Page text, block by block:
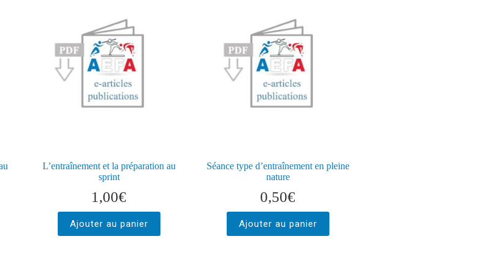
L’entraînement et la préparation au
sprint
1,00€
Ajouter au panier
Séance type d’entraînement en pleine
nature
0,50€
Ajouter au panier